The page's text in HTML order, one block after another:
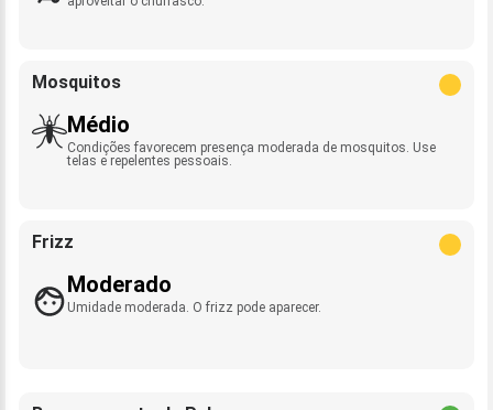
Mosquitos
Médio
Condições favorecem presença moderada de mosquitos. Use
telas e repelentes pessoais.
Frizz
Moderado
Umidade moderada. O frizz pode aparecer.